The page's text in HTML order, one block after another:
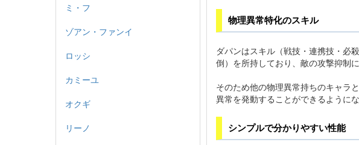
ミ・フ
ゾアン・ファンイ
ロッシ
カミーユ
オクギ
リーノ
物理異常特化のスキル
ダパンはスキル（戦技・連携技・必
倒）を所持しており、敵の攻撃抑制に
そのため他の物理異常持ちのキャラ
異常を発動することができるようにな
シンプルで分かりやすい性能